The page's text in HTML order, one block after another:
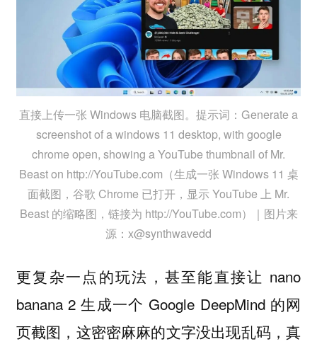
直接上传一张 Windows 电脑截图。提示词：Generate a
screenshot of a windows 11 desktop, with google
chrome open, showing a YouTube thumbnail of Mr.
Beast on http://YouTube.com（生成一张 Windows 11 桌
面截图，谷歌 Chrome 已打开，显示 YouTube 上 Mr.
Beast 的缩略图，链接为 http://YouTube.com）｜图片来
源：x@synthwavedd
更复杂一点的玩法，甚至能直接让 nano
banana 2 生成一个 Google DeepMind 的网
页截图，这密密麻麻的文字没出现乱码，真